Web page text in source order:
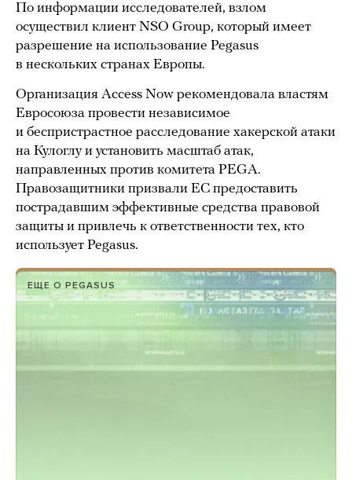
По информации исследователей, взлом
осуществил клиент NSO Group, который имеет
разрешение на использование Pegasus
в нескольких странах Европы.
Организация Access Now рекомендовала властям
Евросоюза провести независимое
и беспристрастное расследование хакерской атаки
на Кулоглу и установить масштаб атак,
направленных против комитета PEGA.
Правозащитники призвали ЕС предоставить
пострадавшим эффективные средства правовой
защиты и привлечь к ответственности тех, кто
использует Pegasus.
ЕЩЕ О PEGASUS